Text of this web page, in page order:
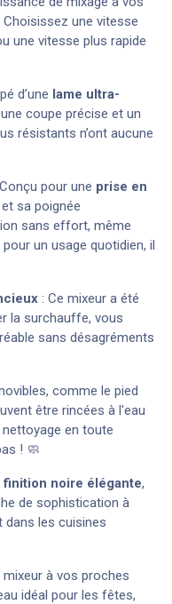
Choisissez une vitesse
une vitesse plus rapide
d’une lame ultra-
coupe précise et un
résistants n’ont aucune
pour une prise en
sa poignée
sans effort, même
un usage quotidien, il
: Ce mixeur a été
la surchauffe, vous
sans désagréments
comme le pied
être rincées à l'eau
en toute
! 🧼
finition noire élégante,
de sophistication à
les cuisines
à vos proches
idéal pour les fêtes,